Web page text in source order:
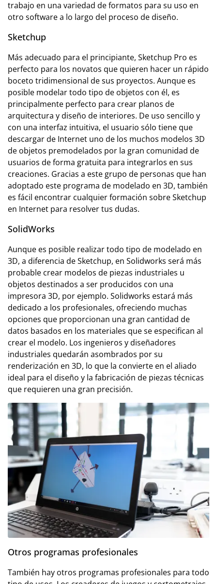
trabajo en una variedad de formatos para su uso en
otro software a lo largo del proceso de diseño.
Sketchup
Más adecuado para el principiante, Sketchup Pro es
perfecto para los novatos que quieren hacer un rápido
boceto tridimensional de sus proyectos. Aunque es
posible modelar todo tipo de objetos con él, es
principalmente perfecto para crear planos de
arquitectura y diseño de interiores. De uso sencillo y
con una interfaz intuitiva, el usuario sólo tiene que
descargar de Internet uno de los muchos modelos 3D
de objetos premodelados por la gran comunidad de
usuarios de forma gratuita para integrarlos en sus
creaciones. Gracias a este grupo de personas que han
adoptado este programa de modelado en 3D, también
es fácil encontrar cualquier formación sobre Sketchup
en Internet para resolver tus dudas.
SolidWorks
Aunque es posible realizar todo tipo de modelado en
3D, a diferencia de Sketchup, en Solidworks será más
probable crear modelos de piezas industriales u
objetos destinados a ser producidos con una
impresora 3D, por ejemplo. Solidworks estará más
dedicado a los profesionales, ofreciendo muchas
opciones que proporcionan una gran cantidad de
datos basados en los materiales que se especifican al
crear el modelo. Los ingenieros y diseñadores
industriales quedarán asombrados por su
renderización en 3D, lo que la convierte en el aliado
ideal para el diseño y la fabricación de piezas técnicas
que requieren una gran precisión.
Otros programas profesionales
También hay otros programas profesionales para todo